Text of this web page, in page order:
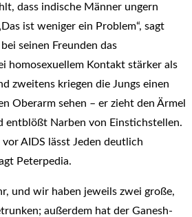
dass indische Männer ungern
ist weniger ein Problem“, sagt
seinen Freunden das
homosexuellem Kontakt stärker als
zweitens kriegen die Jungs einen
Oberarm sehen – er zieht den Ärmel
entblößt Narben von Einstichstellen.
AIDS lässt Jeden deutlich
Peterpedia.
und wir haben jeweils zwei große,
außerdem hat der Ganesh-